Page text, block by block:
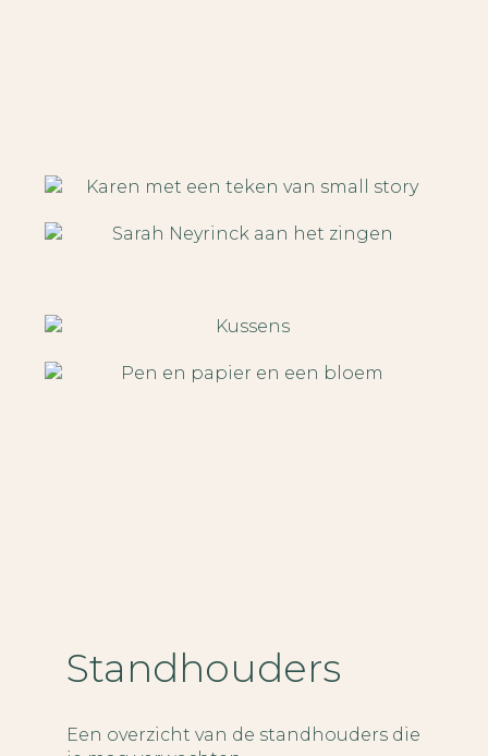
Standhouders
Een overzicht van de standhouders die